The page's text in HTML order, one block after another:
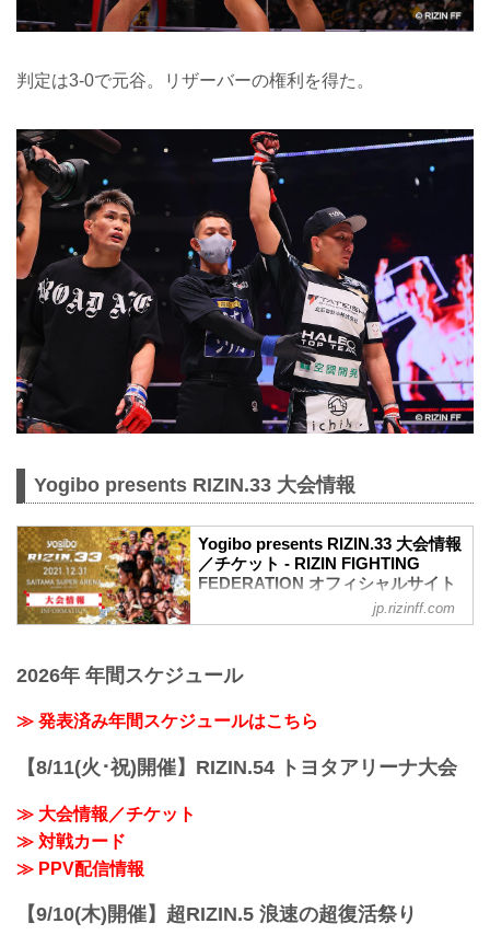
判定は3-0で元谷。リザーバーの権利を得た。
Yogibo presents RIZIN.33 大会情報
Yogibo presents RIZIN.33 大会情報
／チケット - RIZIN FIGHTING
FEDERATION オフィシャルサイト
大会概要
Yogibo presents RIZIN.33
2021年12月31日（金）11:30開場 / 13:30
開始
さいたまスーパーアリーナ
jp.rizinff.com
2026年 年間スケジュール
≫ 発表済み年間スケジュールはこちら
【8/11(火･祝)開催】RIZIN.54 トヨタアリーナ大会
≫ 大会情報／チケット
≫ 対戦カード
≫ PPV配信情報
【9/10(木)開催】超RIZIN.5 浪速の超復活祭り